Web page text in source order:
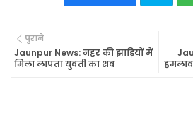
tte
पुराने
Jaunpur News: नहर की झाड़ियों में
मिला लापता युवती का शव